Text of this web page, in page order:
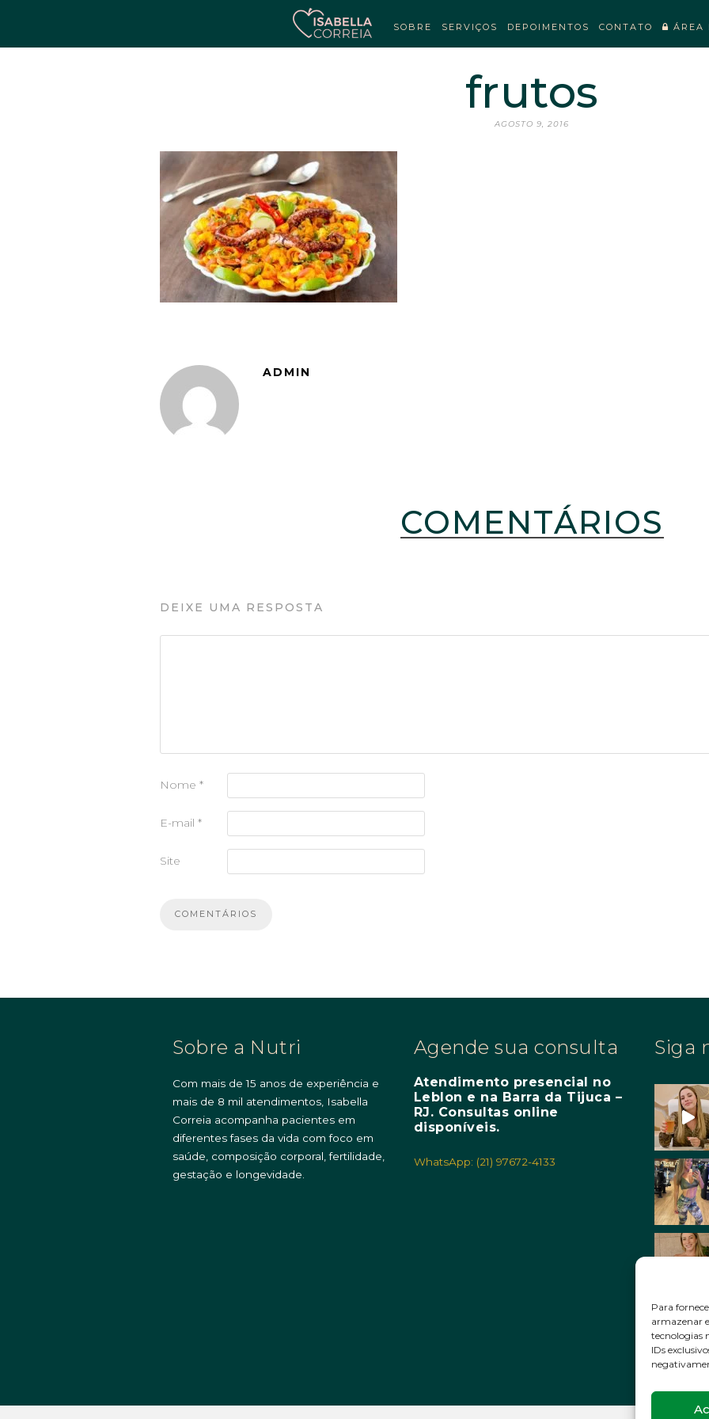
Para
armazenar
tecnologias
IDs
SOBRE SERVIÇOS DEPOIMENTOS CONTATO ÁREA
frutos
AGOSTO 9, 2016
ADMIN
COMENTÁRIOS
DEIXE UMA RESPOSTA
Nome *
E-mail *
Site
Sobre a Nutri
Com mais de 15 anos de experiência e
mais de 8 mil atendimentos, Isabella
Correia acompanha pacientes em
diferentes fases da vida com foco em
saúde, composição corporal, fertilidade,
gestação e longevidade.
Agende sua consulta
Atendimento presencial no
Leblon e na Barra da Tijuca –
RJ. Consultas online
disponíveis.
WhatsApp: (21) 97672-4133
Siga